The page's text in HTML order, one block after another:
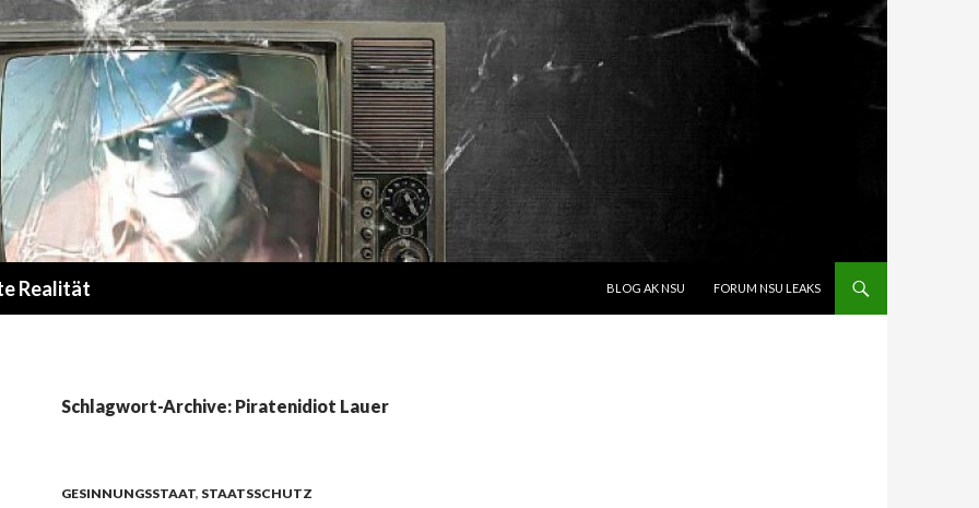
Realität
BLOG AK NSU
FORUM NSU LEAKS
Schlagwort-Archive: Piratenidiot Lauer
GESINNUNGSSTAAT, STAATSSCHUTZ